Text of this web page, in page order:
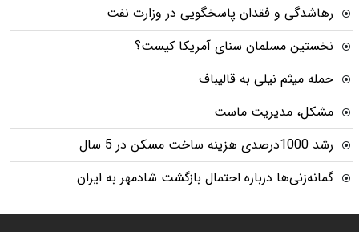
رهاشدگی و فقدان پاسخگویی در وزارت نفت
نخستین مسلمان سنای آمریکا کیست؟
حمله میثم نیلی به قالیباف
مشکل، مدیریت ماست
رشد 1000درصدی هزینه ساخت مسکن در 5 سال
گمانه‌زنی‌ها درباره احتمال بازگشت شادمهر به ایران